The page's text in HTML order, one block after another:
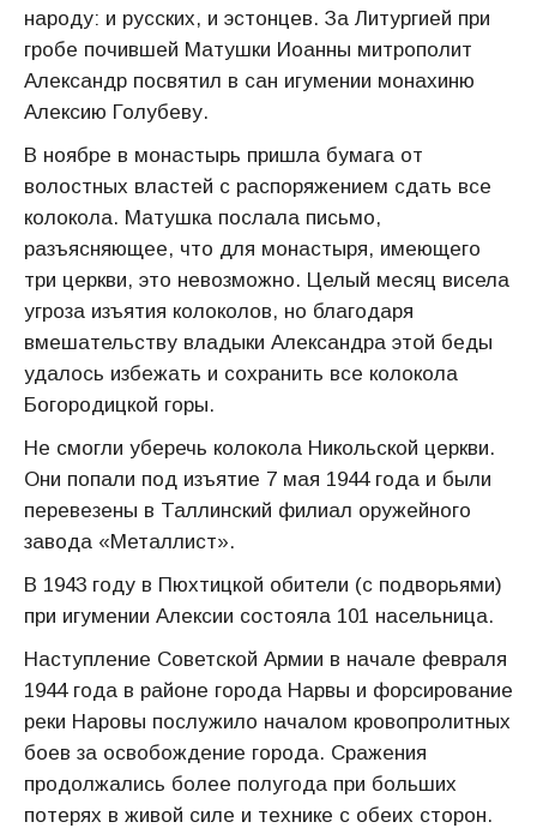
народу: и русских, и эстонцев. За Литургией при
гробе почившей Матушки Иоанны митрополит
Александр посвятил в сан игумении монахиню
Алексию Голубеву.
В ноябре в монастырь пришла бумага от
волостных властей с распоряжением сдать все
колокола. Матушка послала письмо,
разъясняющее, что для монастыря, имеющего
три церкви, это невозможно. Целый месяц висела
угроза изъятия колоколов, но благодаря
вмешательству владыки Александра этой беды
удалось избежать и сохранить все колокола
Богородицкой горы.
Не смогли уберечь колокола Никольской церкви.
Они попали под изъятие 7 мая 1944 года и были
перевезены в Таллинский филиал оружейного
завода «Металлист».
В 1943 году в Пюхтицкой обители (с подворьями)
при игумении Алексии состояла 101 насельница.
Наступление Советской Армии в начале февраля
1944 года в районе города Нарвы и форсирование
реки Наровы послужило началом кровопролитных
боев за освобождение города. Сражения
продолжались более полугода при больших
потерях в живой силе и технике с обеих сторон.